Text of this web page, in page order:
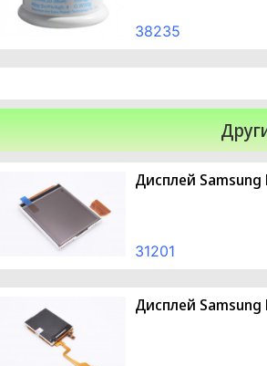
38235
Дисплей Samsung
31201
Дисплей Samsung